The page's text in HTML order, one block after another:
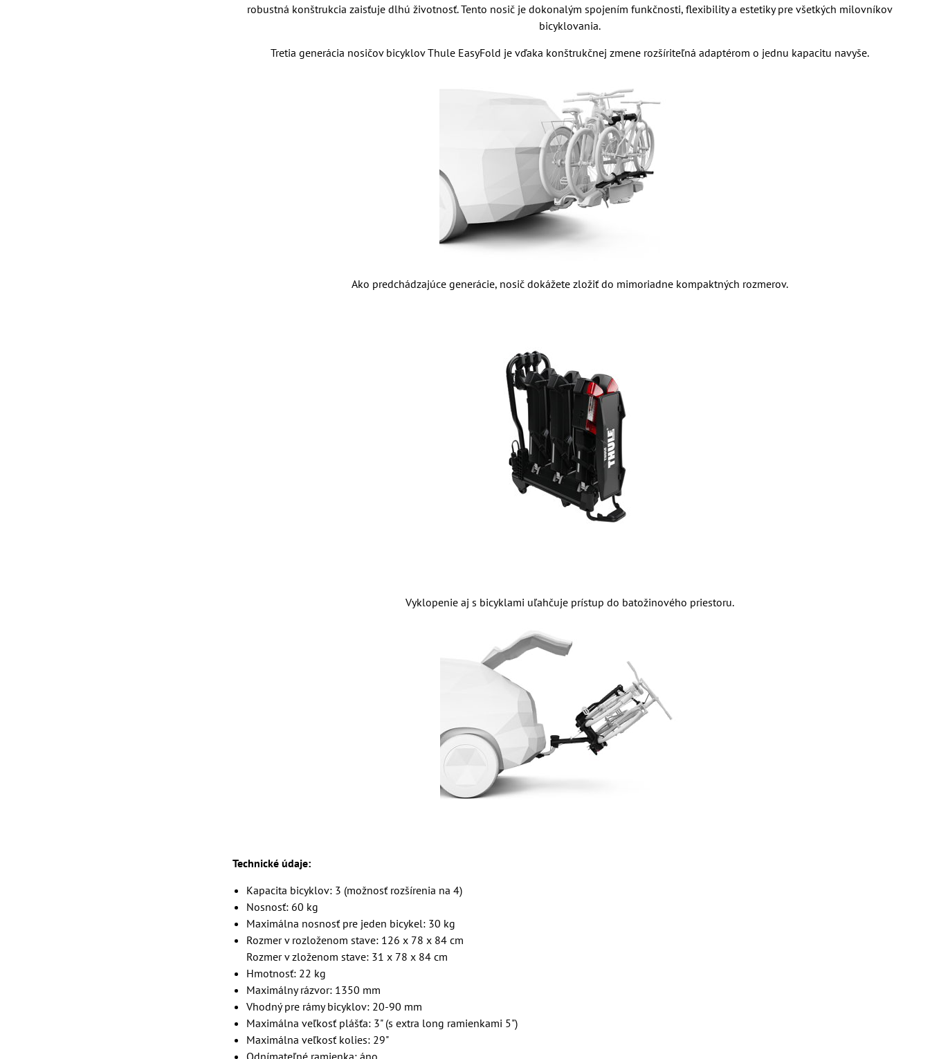
robustná konštrukcia zaisťuje dlhú životnosť. Tento nosič je dokonalým spojením funkčnosti, flexibility a estetiky pre všetkých milovníkov
bicyklovania.
Tretia generácia nosičov bicyklov Thule EasyFold je vďaka konštrukčnej zmene rozšíriteľná adaptérom o jednu kapacitu navyše.
Ako predchádzajúce generácie, nosič dokážete zložiť do mimoriadne kompaktných rozmerov.
Vyklopenie aj s bicyklami uľahčuje prístup do batožinového priestoru.
Technické údaje:
Kapacita bicyklov: 3 (možnosť rozšírenia na 4)
Nosnosť: 60 kg
Maximálna nosnosť pre jeden bicykel: 30 kg
Rozmer v rozloženom stave: 126 x 78 x 84 cm
Rozmer v zloženom stave: 31 x 78 x 84 cm
Hmotnosť: 22 kg
Maximálny rázvor: 1350 mm
Vhodný pre rámy bicyklov: 20-90 mm
Maximálna veľkosť plášťa: 3" (s extra long ramienkami 5")
Maximálna veľkosť kolies: 29"
Odnímateľné ramienka: áno